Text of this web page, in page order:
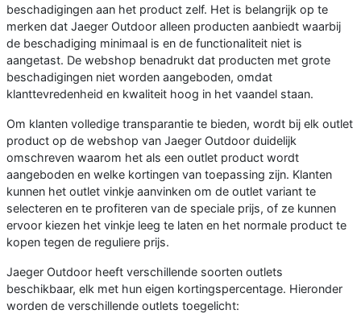
beschadigingen aan het product zelf. Het is belangrijk op te
merken dat Jaeger Outdoor alleen producten aanbiedt waarbij
de beschadiging minimaal is en de functionaliteit niet is
aangetast. De webshop benadrukt dat producten met grote
beschadigingen niet worden aangeboden, omdat
klanttevredenheid en kwaliteit hoog in het vaandel staan.
Om klanten volledige transparantie te bieden, wordt bij elk outlet
product op de webshop van Jaeger Outdoor duidelijk
omschreven waarom het als een outlet product wordt
aangeboden en welke kortingen van toepassing zijn. Klanten
kunnen het outlet vinkje aanvinken om de outlet variant te
selecteren en te profiteren van de speciale prijs, of ze kunnen
ervoor kiezen het vinkje leeg te laten en het normale product te
kopen tegen de reguliere prijs.
Jaeger Outdoor heeft verschillende soorten outlets
beschikbaar, elk met hun eigen kortingspercentage. Hieronder
worden de verschillende outlets toegelicht: